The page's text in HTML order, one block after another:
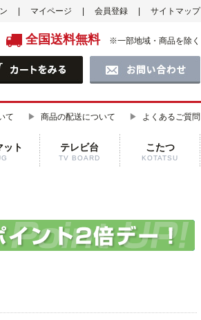
マイページ 会員登録 サイトマップ
全国送料無料 ※一部地域・商品を除く
て 商品の配送について よくあるご質問
ット テレビ台
TV BOARD
こたつ
KOTATSU